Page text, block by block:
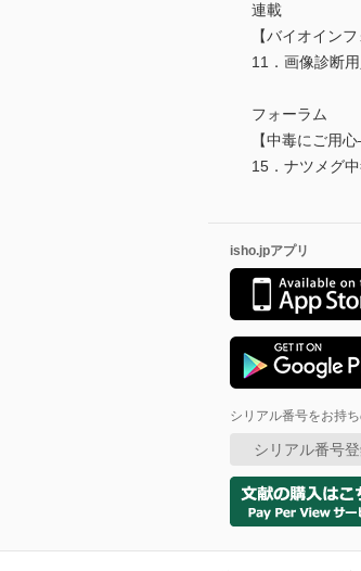
連載
【バイオイン
11．画像診断
フォーラム
【中毒にご用
15．ナツメグ
isho.jpアプリ
シリアル番号をお持
シリアル番号